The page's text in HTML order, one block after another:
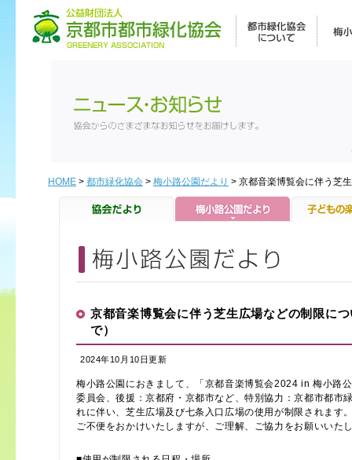
HOME > 都市緑化協会 > 梅小路公園だより > 京都音楽博覧会に伴う芝
京都音楽博覧会に伴う芝生広場などの制限に
で）
2024年10月10日更新
梅小路公園におきまして、「京都音楽博覧会2024 in 梅小路
委員会、後援：京都府・京都市など、特別協力：京都市都市
れに伴い、芝生広場及び七条入口広場の使用が制限されます
ご不便をおかけいたしますが、ご理解、ご協力をお願いいた